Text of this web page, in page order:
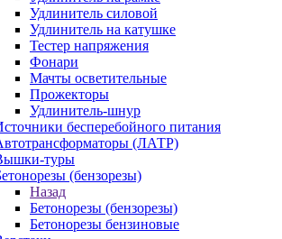
Удлинитель силовой
Удлинитель на катушке
Тестер напряжения
Фонари
Мачты осветительные
Прожекторы
Удлинитель-шнур
бесперебойного питания
(ЛАТР)
туры
(бензорезы)
Назад
Бетонорезы (бензорезы)
Бетонорезы бензиновые